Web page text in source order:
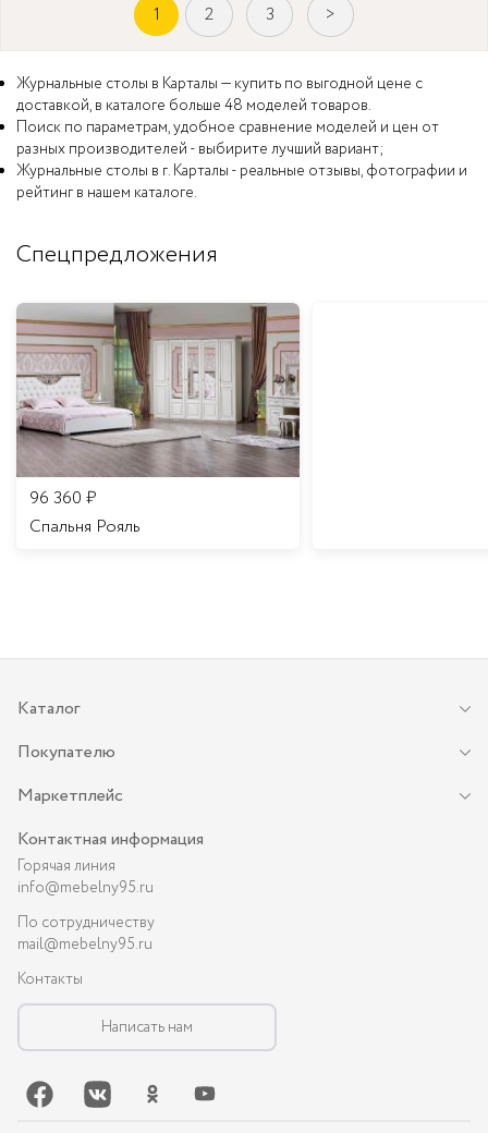
1 2 3 >
Журнальные столы в Карталы — купить по выгодной цене с
доставкой, в каталоге больше 48 моделей товаров.
Поиск по параметрам, удобное сравнение моделей и цен от
разных производителей - выбирите лучший вариант;
Журнальные столы в г. Карталы - реальные отзывы, фотографии и
рейтинг в нашем каталоге.
Спецпредложения
96 360 ₽
Спальня Рояль
Каталог
Покупателю
Маркетплейс
Контактная информация
Горячая линия
info@mebelny95.ru
По сотрудничеству
mail@mebelny95.ru
Контакты
Написать нам